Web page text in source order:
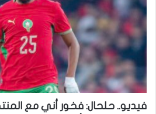
فيديو.. حلحال: فخور أني مع